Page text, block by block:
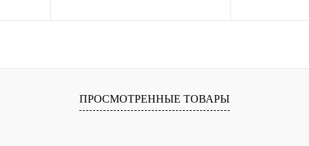
В избранное В наличии
ПРОСМОТРЕННЫЕ ТОВАРЫ